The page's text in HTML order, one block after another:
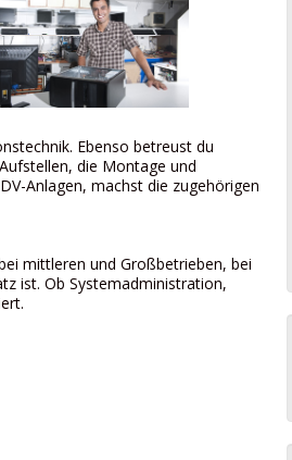
Ebenso betreust du
die Montage und
Anlagen, machst die zugehörigen
mittleren und Großbetrieben, bei
ist. Ob Systemad­ministration,